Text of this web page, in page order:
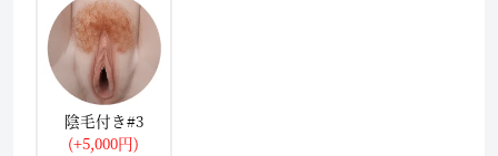
陰毛付き#3
(+5,000円)